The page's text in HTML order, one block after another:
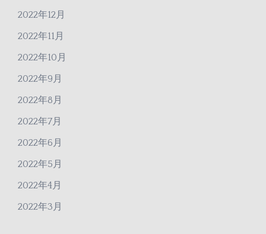
2022年12月
2022年11月
2022年10月
2022年9月
2022年8月
2022年7月
2022年6月
2022年5月
2022年4月
2022年3月